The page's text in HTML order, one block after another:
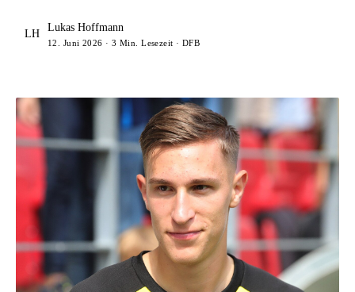
LH
Lukas Hoffmann
12. Juni 2026 · 3 Min. Lesezeit · DFB